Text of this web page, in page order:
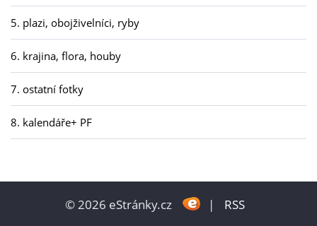
5. plazi, obojživelníci, ryby
6. krajina, flora, houby
7. ostatní fotky
8. kalendáře+ PF
© 2026 eStránky.cz | RSS